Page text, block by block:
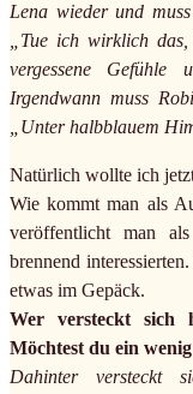
Lena wieder und
„Tue ich wirklich
vergessene Gefühle
Irgendwann muss
„Unter halbblauem
Natürlich wollte ich
Wie kommt man als
veröffentlicht man
brennend
etwas im Gepäck.
Wer versteckt sich
Möchtest du ein
Dahinter versteckt